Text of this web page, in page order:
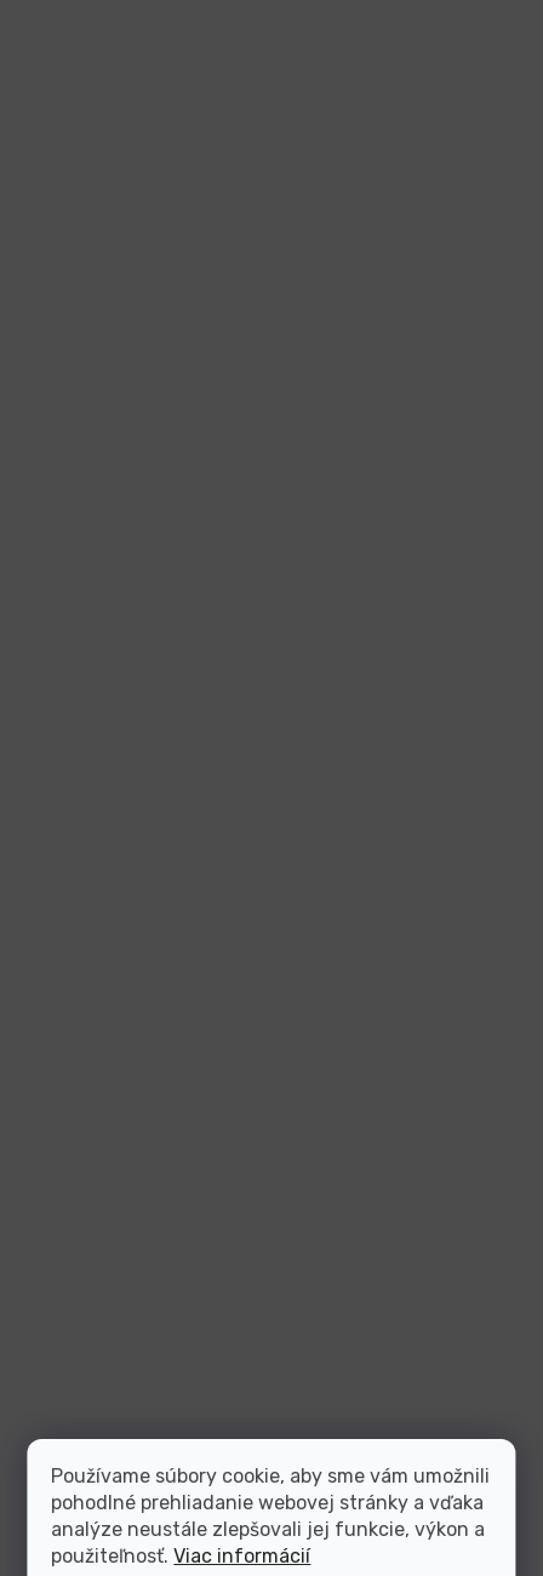
Používame súbory cookie, aby sme vám umožnili
pohodlné prehliadanie webovej stránky a vďaka
analýze neustále zlepšovali jej funkcie, výkon a
použiteľnosť.Viac informácií